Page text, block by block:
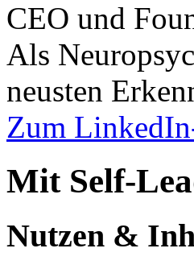
CEO und
Als
neusten
Zum
Mit Self-
Nutzen &